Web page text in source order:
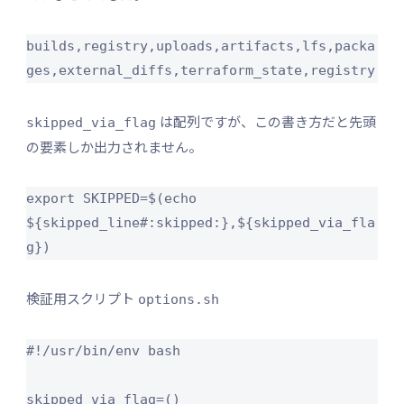
builds,registry,uploads,artifacts,lfs,packa
ges,external_diffs,terraform_state,registry
skipped_via_flag は配列ですが、この書き方だと先頭
の要素しか出力されません。
export SKIPPED=$(echo
${skipped_line#:skipped:},${skipped_via_fla
g})
検証用スクリプト options.sh
#!/usr/bin/env bash
skipped_via_flag=()